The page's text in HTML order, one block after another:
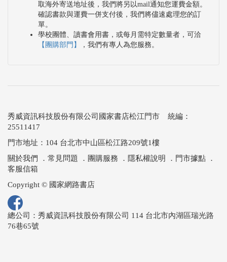
取海外寄送地址後，我們將另以mail通知您運費金額。
確認書款與運費一併支付後，我們將儘速處理您的訂
單。
學校團體、讀書會用書，或每月需特定數量者，可洽
【團購部門】
，我們有專人為您服務。
秀威資訊科技股份有限公司國家書店松江門市 統編：
25511417
門市地址：104 台北市中山區松江路209號1樓
關於我們
． 常見問題 ． 團購服務 ． 隱私權說明 ． 門市據點 ．
客服信箱
Copyright © 國家網路書店
總公司：秀威資訊科技股份有限公司 114 台北市內湖區瑞光路
76巷65號